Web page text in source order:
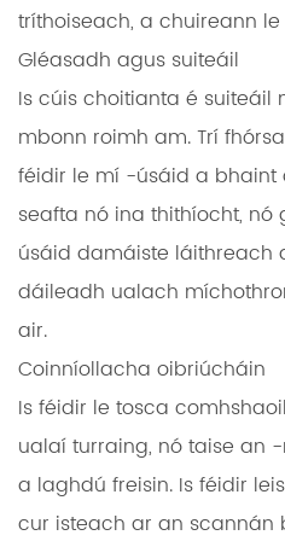
tríthoiseach, a chuireann
Gléasadh agus suiteáil
Is cúis choitianta é suiteáil
mbonn roimh am. Trí
féidir le mí -úsáid a
seafta nó ina thithíocht,
úsáid damáiste láithreach
dáileadh ualach
air.
Coinníollacha oibriúcháin
Is féidir le tosca
ualaí turraing, nó taise an
a laghdú freisin. Is féidir
cur isteach ar an scannán